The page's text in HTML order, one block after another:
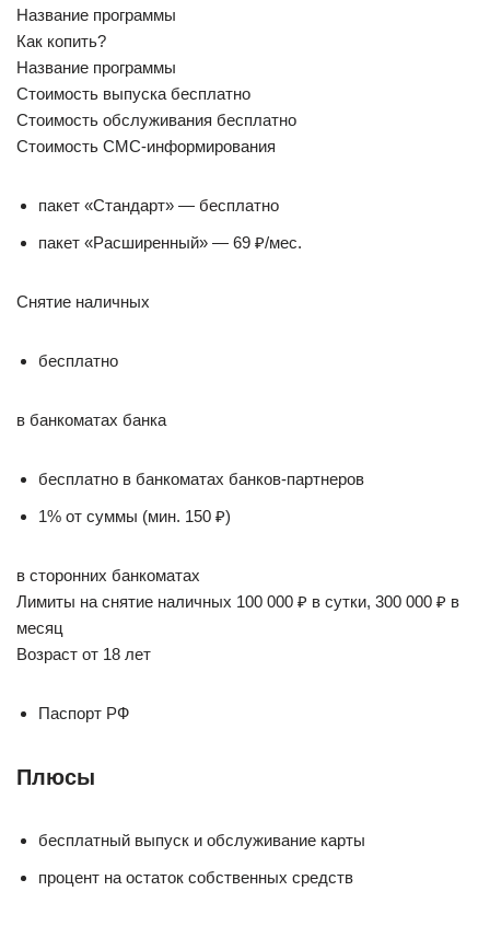
Название программы
Как копить?
Название программы
Стоимость выпуска бесплатно
Стоимость обслуживания бесплатно
Стоимость СМС-информирования
пакет «Стандарт» — бесплатно
пакет «Расширенный» — 69 ₽/мес.
Снятие наличных
бесплатно
в банкоматах банка
бесплатно в банкоматах банков-партнеров
1% от суммы (мин. 150 ₽)
в сторонних банкоматах
Лимиты на снятие наличных 100 000 ₽ в сутки, 300 000 ₽ в
месяц
Возраст от 18 лет
Паспорт РФ
Плюсы
бесплатный выпуск и обслуживание карты
процент на остаток собственных средств